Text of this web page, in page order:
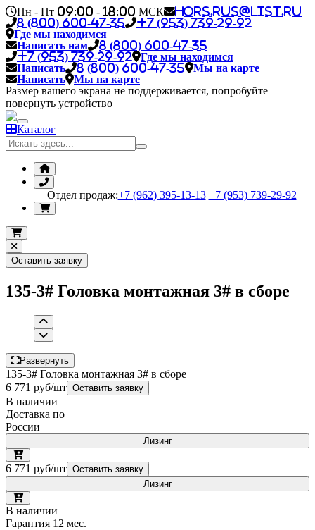
Пн - Пт 09:00 - 18:00 МСК
hors.rus@list.ru
8 (800) 600-47-35
+7 (953) 739-29-92
Где мы находимся
Написать нам
8 (800) 600-47-35
+7 (953) 739-29-92
Где мы находимся
Написать
8 (800) 600-47-35
Мы на карте
Написать
Мы на карте
Размер вашего экрана не поддерживается, попробуйте
повернуть устройство
Каталог
Отдел продаж:+7 (962) 395-13-13 +7 (953) 739-29-92
Оставить заявку
135-3# Головка монтажная 3# в сборе
Развернуть
135-3# Головка монтажная 3# в сборе
6 771 руб/шт Оставить заявку
В наличии
Доставка по
России
Лизинг
6 771 руб/шт Оставить заявку
Лизинг
В наличии
Гарантия 12 мес.